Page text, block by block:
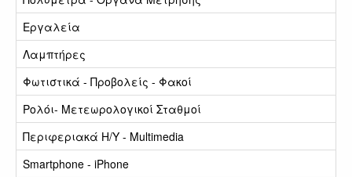
Εργαλεία
Λαμπτήρες
Φωτιστικά - Προβολείς - Φακοί
Ρολόι- Μετεωρολογικοί Σταθμοί
Περιφεριακά Η/Υ - Multimedia
Smartphone - iPhone